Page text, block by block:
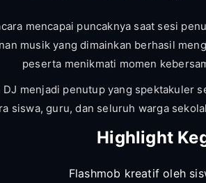
mencapai puncaknya saat sesi
musik yang dimainkan berhasil
peserta menikmati momen
DJ menjadi penutup yang spektakuler
siswa, guru, dan seluruh warga
Highlight
Flashmob kreatif oleh